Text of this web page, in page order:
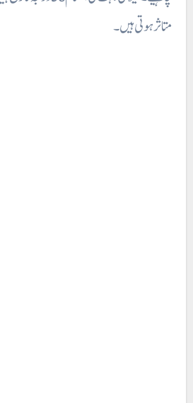
متاثر ہوتی ہیں۔